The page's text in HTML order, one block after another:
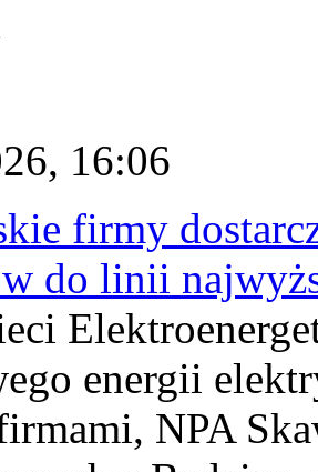
16:06
firmy
do linii
energii
NPA